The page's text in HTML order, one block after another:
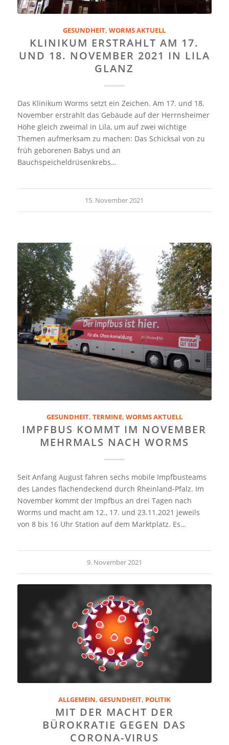
GESUNDHEIT,WORMS AKTUELL
KLINIKUM ERSTRAHLT AM 17.
UND 18. NOVEMBER 2021 IN LILA
GLANZ
Das Klinikum Worms setzt ein Zeichen. Am 17. und 18.
November erstrahlt das Gebäude auf der Herrnsheimer
Höhe gleich zweimal in Lila, um auf zwei wichtige
Themen aufmerksam zu machen: Das Schicksal von zu
früh geborenen Babys und an
Bauchspeicheldrüsenkrebs…
15. November 2021
GESUNDHEIT, TERMINE, WORMS AKTUELL
IMPFBUS KOMMT IM NOVEMBER
MEHRMALS NACH WORMS
Seit Anfang August fahren sechs mobile Impfbusteams
des Landes flächendeckend durch Rheinland-Pfalz. Im
November kommt der Impfbus an drei Tagen nach
Worms und macht am 12., 17. und 23.11.2021 jeweils
von 8 bis 16 Uhr Station auf dem Marktplatz. Es…
9. November 2021
ALLGEMEIN, GESUNDHEIT, POLITIK
MIT DER MACHT DER
BÜROKRATIE GEGEN DAS
CORONA-VIRUS